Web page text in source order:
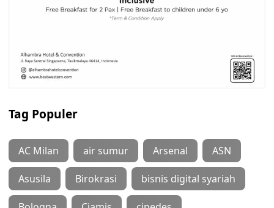
Tag Populer
AC Milan air sumur Arsenal ASN
Asusila Birokrasi bisnis digital syariah